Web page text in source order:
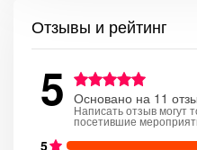
Отзывы и рейтинг
5 Основано на 11
Написать отзыв могут
посетившие
5